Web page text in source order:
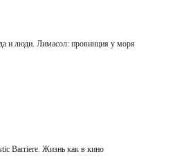
и люди. Лимасол: провинция у моря
Barriere. Жизнь как в кино